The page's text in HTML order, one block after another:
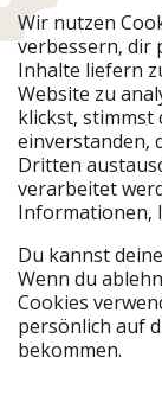
Urlaubspiraten
Unsere Märkte
PiratinViaggio
VakantiePiraten
VoyagesPirates
Urlaubspiraten
TravelPirates
Lerne uns
Über uns
Wir nutzen
verbessern, dir
Inhalte liefern
Website zu
klickst, stimmst
einverstanden,
Dritten
verarbeitet
Informationen,
Du kannst
Wenn du
Cookies
persönlich auf
bekommen.